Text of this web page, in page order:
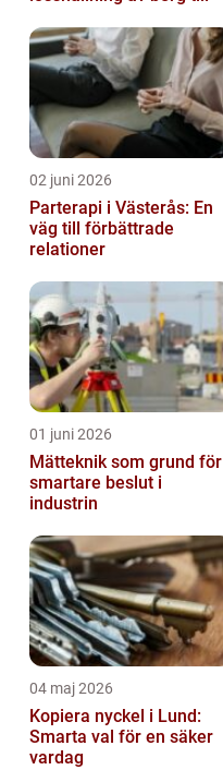
02 juni 2026
Parterapi i Västerås: En
väg till förbättrade
relationer
01 juni 2026
Mätteknik som grund för
smartare beslut i
industrin
04 maj 2026
Kopiera nyckel i Lund:
Smarta val för en säker
vardag